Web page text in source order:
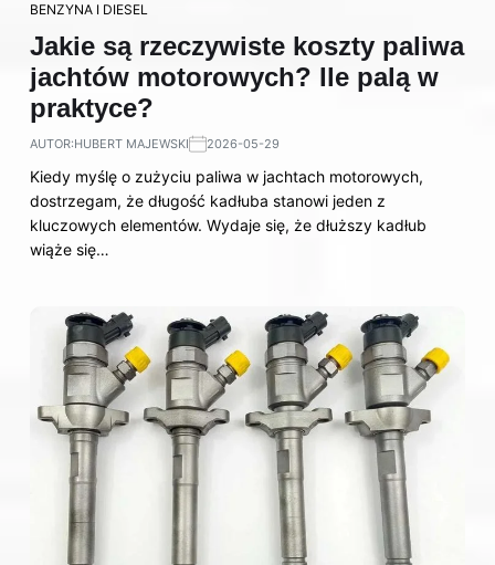
BENZYNA I DIESEL
Jakie są rzeczywiste koszty paliwa
jachtów motorowych? Ile palą w
praktyce?
AUTOR:HUBERT MAJEWSKI 2026-05-29
Kiedy myślę o zużyciu paliwa w jachtach motorowych,
dostrzegam, że długość kadłuba stanowi jeden z
kluczowych elementów. Wydaje się, że dłuższy kadłub
wiąże się…